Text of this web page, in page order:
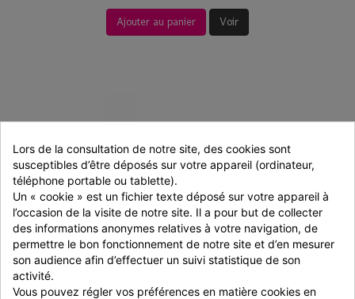
Ajouter au panier Voir
Lors de la consultation de notre site, des cookies sont
susceptibles d’être déposés sur votre appareil (ordinateur,
téléphone portable ou tablette).
Un « cookie » est un fichier texte déposé sur votre appareil à
l’occasion de la visite de notre site. Il a pour but de collecter
des informations anonymes relatives à votre navigation, de
permettre le bon fonctionnement de notre site et d’en mesurer
son audience afin d’effectuer un suivi statistique de son
activité.
Vous pouvez régler vos préférences en matière cookies en